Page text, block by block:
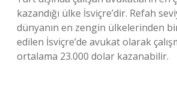
kazandığı ülke İsviçre’dir. Refah
dünyanın en zengin ülkelerinden
edilen İsviçre’de avukat olarak
ortalama 23.000 dolar kazanabilir.